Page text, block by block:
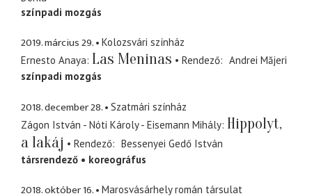
színpadi mozgás
2019. március 29.
Kolozsvári színház
Ernesto Anaya Las Meninas Rendező
Andrei Măjeri
színpadi mozgás
2018. december 28.
Szatmári színház
Zágon István - Nóti Károly - Eisemann Mihály Hippolyt,
a lakáj
Rendező
Bessenyei Gedő István
társrendező
koreográfus
2018. október 16.
Marosvásárhely román társulat